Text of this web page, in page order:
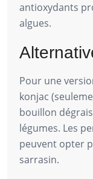
antioxydants
algues.
Pour une
konjac
bouillon
légumes. Les
peuvent opter
sarrasin.